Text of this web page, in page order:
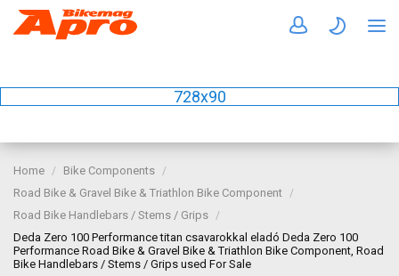
728x90
Home
Bike Components
Road Bike & Gravel Bike & Triathlon Bike Component
Road Bike Handlebars / Stems / Grips
Deda Zero 100 Performance titan csavarokkal eladó Deda Zero 100
Performance Road Bike & Gravel Bike & Triathlon Bike Component, Road
Bike Handlebars / Stems / Grips used For Sale